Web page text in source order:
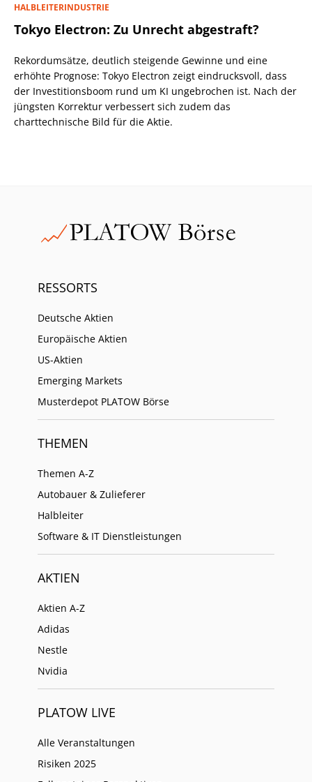
HALBLEITERINDUSTRIE
Tokyo Electron: Zu Unrecht abgestraft?
Rekordumsätze, deutlich steigende Gewinne und eine
erhöhte Prognose: Tokyo Electron zeigt eindrucksvoll, dass
der Investitionsboom rund um KI ungebrochen ist. Nach der
jüngsten Korrektur verbessert sich zudem das
charttechnische Bild für die Aktie.
RESSORTS
Deutsche Aktien
Europäische Aktien
US-Aktien
Emerging Markets
Musterdepot PLATOW Börse
THEMEN
Themen A-Z
Autobauer & Zulieferer
Halbleiter
Software & IT Dienstleistungen
AKTIEN
Aktien A-Z
Adidas
Nestle
Nvidia
PLATOW LIVE
Alle Veranstaltungen
Risiken 2025